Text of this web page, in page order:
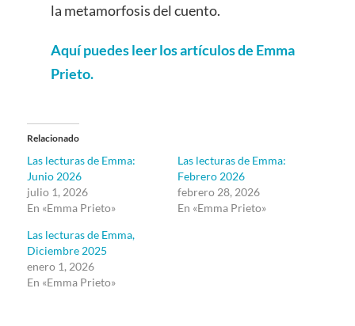
la metamorfosis del cuento.
Aquí puedes leer los artículos de Emma
Prieto.
Relacionado
Las lecturas de Emma:
Junio 2026
julio 1, 2026
En «Emma Prieto»
Las lecturas de Emma:
Febrero 2026
febrero 28, 2026
En «Emma Prieto»
Las lecturas de Emma,
Diciembre 2025
enero 1, 2026
En «Emma Prieto»